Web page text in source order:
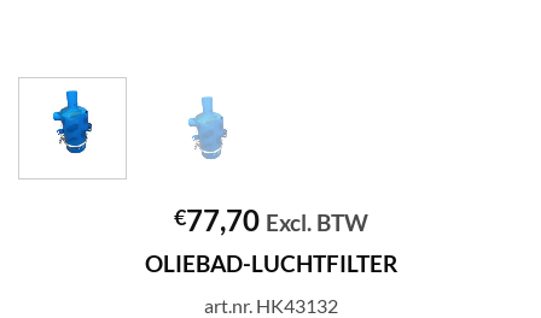
€77,70 Excl. BTW
OLIEBAD-LUCHTFILTER
art.nr. HK43132